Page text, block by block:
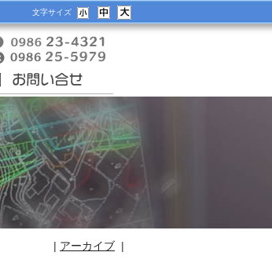
文字サイズ
| アーカイブ |